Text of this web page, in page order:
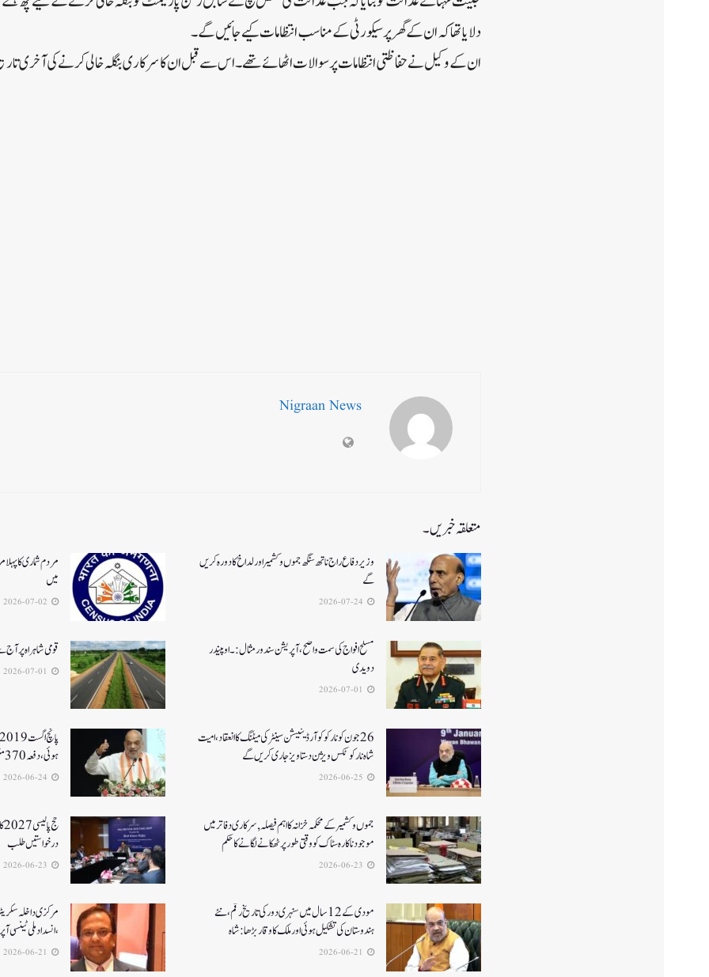
دلایا تھا کہ ان کے گھر پر سیکورٹی کے مناسب انتظامات کیے جائیں گے۔
ان کے وکیل نے حفاظتی انتظامات پر سوالات اٹھائے تھے۔اس سے قبل ان کا سرکاری بنگلہ خالی کرنے کی آخری تاریخ 26 اکتوبر
Nigraan News
متعلقہ خبریں۔
وزیر دفاع راج ناتھ سنگھ جموں و کشمیر اور لداخ کا دورہ کریں
گے
مردم شماری کا
میں
مسلح افواج کی سمت واضح، آپریشن سندورمثال:۔ اوپیندر
دویدی
قومی شاہراہ پر
26جون کونارکو کوآرڈینیشن سینٹر کی میٹنگ کا انعقاد، امیت
شاہ نارکوٹکس ویژن دستاویز جاری کریں گے
ہوئی، دفعہ 370منسوخی سے وژن مکمل ہوا۔ امت شاہ
جموں و کشمیر کے محکمہ خزانہ کا اہم فیصلہ , سرکاری دفاتر میں
موجود ناکارہ سٹاک کو وقتی طور پر ٹھکانے لگانے کا حکم
درخواستیں طلب
مودی کے 12 سال میں سنہری دور کی تاریخ رقم ، نئے
ہندوستان کی تشکیل ہوئی اور ملک کا وقار بڑھا: شاہ
مرکزی داخلہ
،انسداد ملی